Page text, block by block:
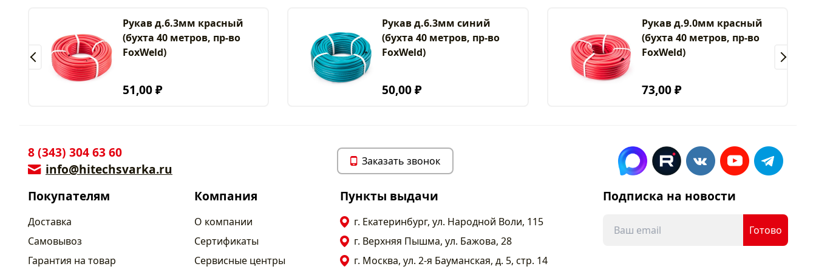
Рукав д.6.3мм красный
(бухта 40 метров, пр-во
FoxWeld)
51,00 ₽
Рукав д.6.3мм синий
(бухта 40 метров, пр-во
FoxWeld)
50,00 ₽
Рукав д.9.0мм красный
(бухта 40 метров, пр-во
FoxWeld)
73,00 ₽
8 (343) 304 63 60
info@hitechsvarka.ru
Заказать звонок
Покупателям
Доставка
Самовывоз
Гарантия на товар
Компания
О компании
Сертификаты
Сервисные центры
Пункты выдачи
г. Екатеринбург, ул. Народной Воли, 115
г. Верхняя Пышма, ул. Бажова, 28
г. Москва, ул. 2-я Бауманская, д. 5, стр. 14
Подписка на новости
Готово